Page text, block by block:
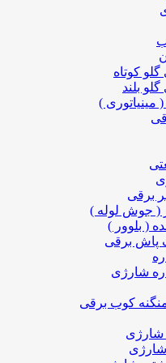
کوتاه
بلند
مینیاتوری )
برقی
( جوش لوله )
( بلوور )
پاش برقی
شارژی
کوب برقی
شارژی